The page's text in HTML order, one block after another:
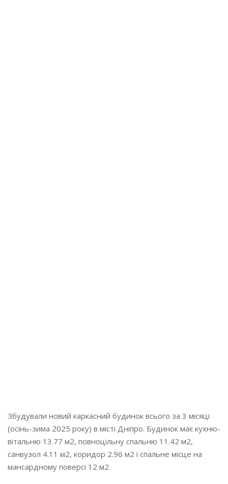
Збудували новий каркасний будинок всього за 3 місяці
(осінь-зима 2025 року) в місті Дніпро. Будинок має кухню-
вітальню 13.77 м2, повноцільну спальню 11.42 м2,
санвузол 4.11 м2, коридор 2.96 м2 і спальне місце на
мансардному поверсі 12 м2.